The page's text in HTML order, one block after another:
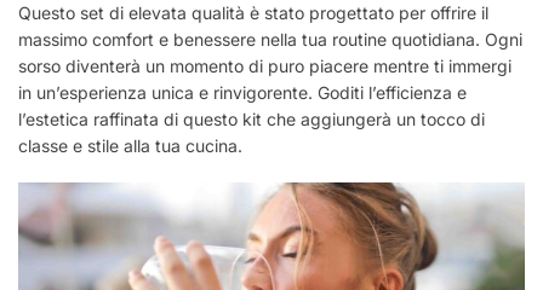
Questo set di elevata qualità è stato progettato per offrire il
massimo comfort e benessere nella tua routine quotidiana. Ogni
sorso diventerà un momento di puro piacere mentre ti immergi
in un’esperienza unica e rinvigorente. Goditi l’efficienza e
l’estetica raffinata di questo kit che aggiungerà un tocco di
classe e stile alla tua cucina.